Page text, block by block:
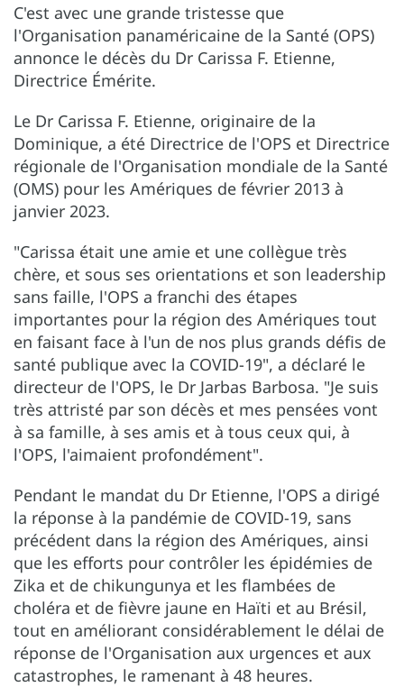
C'est avec une grande tristesse que
l'Organisation panaméricaine de la Santé (OPS)
annonce le décès du Dr Carissa F. Etienne,
Directrice Émérite.
Le Dr Carissa F. Etienne, originaire de la
Dominique, a été Directrice de l'OPS et Directrice
régionale de l'Organisation mondiale de la Santé
(OMS) pour les Amériques de février 2013 à
janvier 2023.
"Carissa était une amie et une collègue très
chère, et sous ses orientations et son leadership
sans faille, l'OPS a franchi des étapes
importantes pour la région des Amériques tout
en faisant face à l'un de nos plus grands défis de
santé publique avec la COVID-19", a déclaré le
directeur de l'OPS, le Dr Jarbas Barbosa. "Je suis
très attristé par son décès et mes pensées vont
à sa famille, à ses amis et à tous ceux qui, à
l'OPS, l'aimaient profondément".
Pendant le mandat du Dr Etienne, l'OPS a dirigé
la réponse à la pandémie de COVID-19, sans
précédent dans la région des Amériques, ainsi
que les efforts pour contrôler les épidémies de
Zika et de chikungunya et les flambées de
choléra et de fièvre jaune en Haïti et au Brésil,
tout en améliorant considérablement le délai de
réponse de l'Organisation aux urgences et aux
catastrophes, le ramenant à 48 heures.